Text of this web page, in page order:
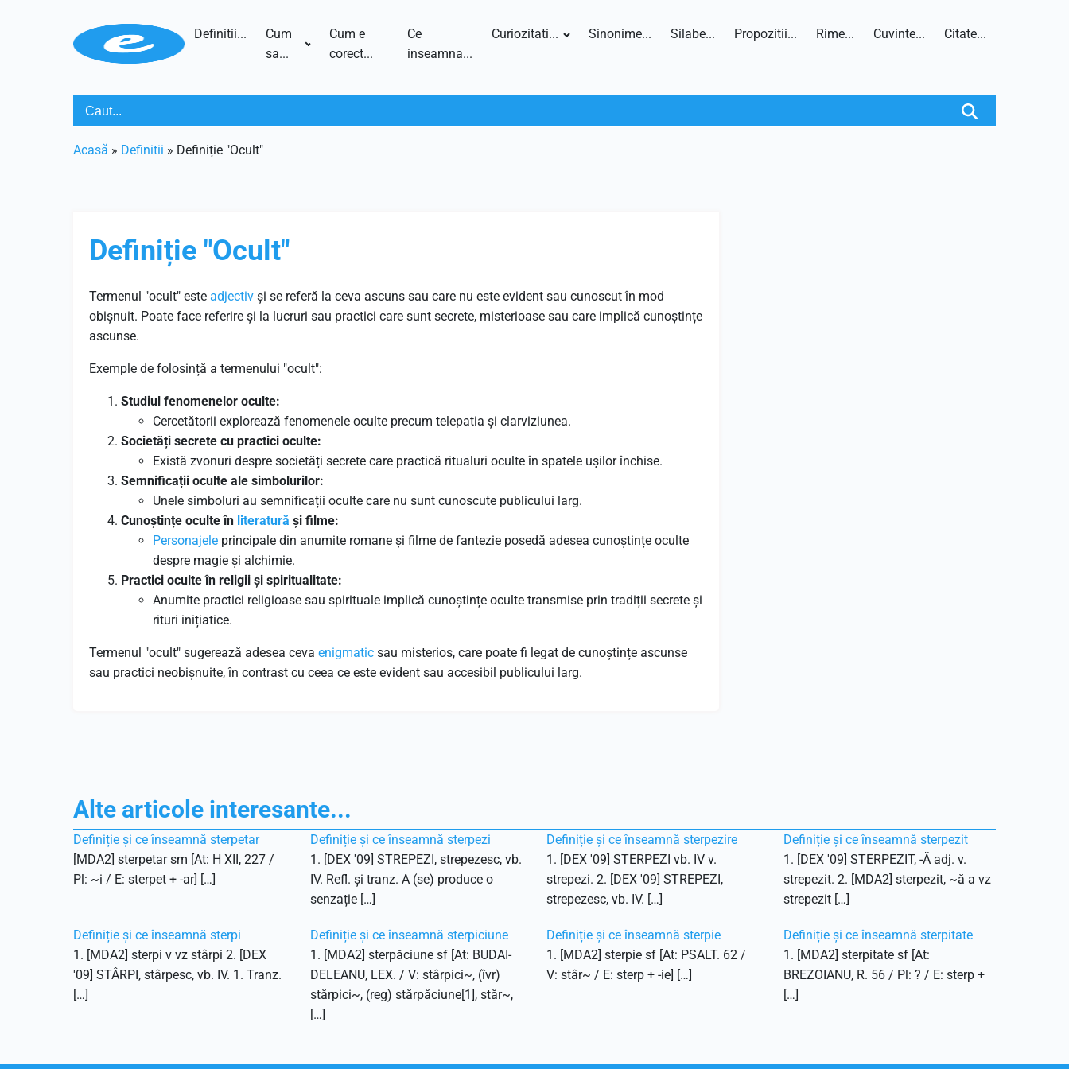
Definitii...
Cum
sa...
Cum e
corect...
Ce
inseamna...
Curiozitati... Sinonime... Silabe... Propozitii... Rime... Cuvinte... Citate...
Acasã » Definitii » Definiție "Ocult"
Definiție "Ocult"
Termenul "ocult" este adjectiv și se referă la ceva ascuns sau care nu este evident sau cunoscut în mod
obișnuit. Poate face referire și la lucruri sau practici care sunt secrete, misterioase sau care implică cunoștințe
ascunse.
Exemple de folosință a termenului "ocult":
Studiul fenomenelor oculte:
Cercetătorii explorează fenomenele oculte precum telepatia și clarviziunea.
Societăți secrete cu practici oculte:
Există zvonuri despre societăți secrete care practică ritualuri oculte în spatele ușilor închise.
Semnificații oculte ale simbolurilor:
Unele simboluri au semnificații oculte care nu sunt cunoscute publicului larg.
Cunoștințe oculte în literatură și filme:
Personajele principale din anumite romane și filme de fantezie posedă adesea cunoștințe oculte
despre magie și alchimie.
Practici oculte în religii și spiritualitate:
Anumite practici religioase sau spirituale implică cunoștințe oculte transmise prin tradiții secrete și
rituri inițiatice.
Termenul "ocult" sugerează adesea ceva enigmatic sau misterios, care poate fi legat de cunoștințe ascunse
sau practici neobișnuite, în contrast cu ceea ce este evident sau accesibil publicului larg.
Alte articole interesante...
Definiție și ce înseamnă sterpetar
[MDA2] sterpetar sm [At: H XII, 227 /
Pl: ~i / E: sterpet + -ar] […]
Definiție și ce înseamnă sterpezi
1. [DEX '09] STREPEZI, strepezesc, vb.
IV. Refl. și tranz. A (se) produce o
senzație […]
Definiție și ce înseamnă sterpezire
1. [DEX '09] STERPEZI vb. IV v.
strepezi. 2. [DEX '09] STREPEZI,
strepezesc, vb. IV. […]
Definiție și ce înseamnă sterpezit
1. [DEX '09] STERPEZIT, -Ă adj. v.
strepezit. 2. [MDA2] sterpezit, ~ă a vz
strepezit […]
Definiție și ce înseamnă sterpi
1. [MDA2] sterpi v vz stârpi 2. [DEX
'09] STÂRPI, stârpesc, vb. IV. 1. Tranz.
[…]
Definiție și ce înseamnă sterpiciune
1. [MDA2] sterpăciune sf [At: BUDAI-
DELEANU, LEX. / V: stârpici~, (îvr)
stărpici~, (reg) stărpăciune[1], stăr~,
[…]
Definiție și ce înseamnă sterpie
1. [MDA2] sterpie sf [At: PSALT. 62 /
V: stâr~ / E: sterp + -ie] […]
Definiție și ce înseamnă sterpitate
1. [MDA2] sterpitate sf [At:
BREZOIANU, R. 56 / Pl: ? / E: sterp +
[…]